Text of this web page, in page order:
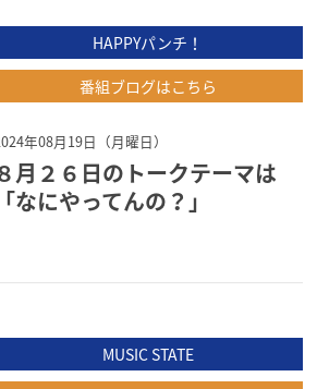
HAPPYパンチ！
番組ブログはこちら
年08月19日（月曜日）
月２６日のトークテーマは
「なにやってんの？」
MUSIC STATE